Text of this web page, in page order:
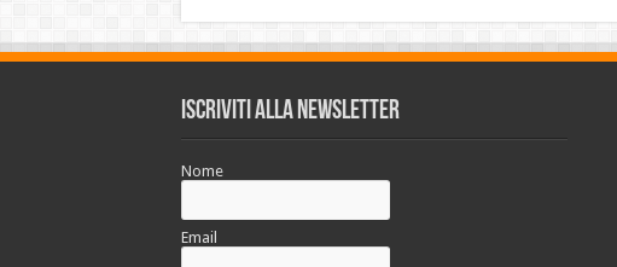
Iscriviti alla Newsletter
Nome
Email